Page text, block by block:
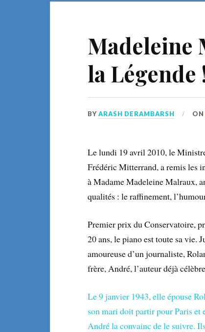
Madeleine
la Légende
BYARASH DERAMBARSH ON
Le lundi 19 avril 2010, le
Frédéric Mitterrand, a remis les
à Madame Madeleine Malraux,
qualités : le raffinement,
Premier prix du Conservatoire,
20 ans, le piano est toute sa vie.
amoureuse d’un journaliste,
frère, André, l’auteur déjà
Le 9 janvier 1943, elle épouse
son mari doit partir pour Paris et
André la convainc de le suivre.